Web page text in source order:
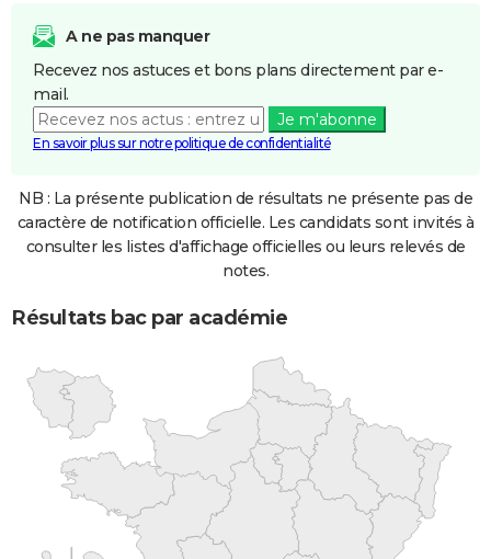
A ne pas manquer
Recevez nos astuces et bons plans directement par e-
mail.
Je m'abonne
En savoir plus sur notre politique de confidentialité
NB : La présente publication de résultats ne présente pas de
caractère de notification officielle. Les candidats sont invités à
consulter les listes d'affichage officielles ou leurs relevés de
notes.
Résultats bac par académie